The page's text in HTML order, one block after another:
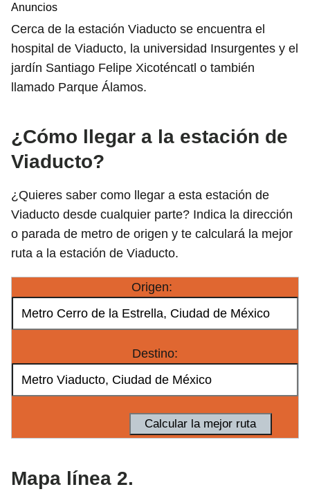
Anuncios
Cerca de la estación Viaducto se encuentra el
hospital de Viaducto, la universidad Insurgentes y el
jardín Santiago Felipe Xicoténcatl o también
llamado Parque Álamos.
¿Cómo llegar a la estación de
Viaducto?
¿Quieres saber como llegar a esta estación de
Viaducto desde cualquier parte? Indica la dirección
o parada de metro de origen y te calculará la mejor
ruta a la estación de Viaducto.
Origen:
Destino:
Mapa línea 2.